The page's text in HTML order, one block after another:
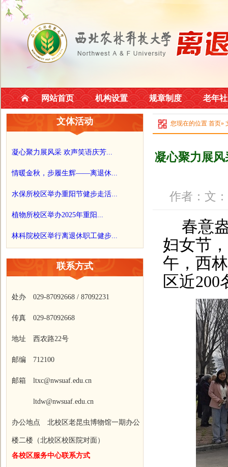
网站首页 机构设置 规章制度 老年
文体活动
凝心聚力展风采 欢声笑语庆芳...
情暖金秋，步履生辉——离退休...
水保所校区举办重阳节健步走活...
植物所校区举办2025年重阳...
林科院校区举行离退休职工健步...
联系方式
处办 029-87092668 / 87092231
传真 029-87092668
地址 西农路22号
邮编 712100
邮箱 ltxc@nwsuaf.edu.cn
ltdw@nwsuaf.edu.cn
办公地点 北校区老昆虫博物馆一期办公
楼二楼（北校区校医院对面）
各校区服务中心联系方式
您现在的位置 首页»
凝心聚力展
作者：文
春意
妇女节
午，西
区近200